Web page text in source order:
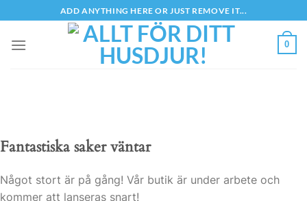
to
content
ADD ANYTHING HERE OR JUST REMOVE IT...
0
Fantastiska saker väntar
Något stort är på gång! Vår butik är under arbete och
kommer att lanseras snart!